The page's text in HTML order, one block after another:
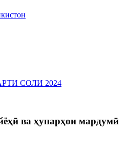
СОЛИ 2024
ва ҳунарҳои мардумӣ